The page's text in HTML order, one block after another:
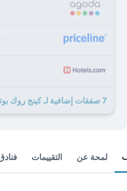
7 صفقات إضافية لـ كينج روك بوتيك هوتل
لمحة عن التقييمات